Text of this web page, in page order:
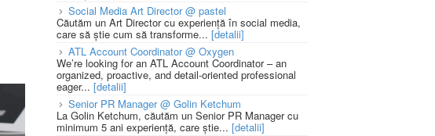
Social Media Art Director @ pastel
Căutăm un Art Director cu experiență în social media,
care să știe cum să transforme... [detalii]
ATL Account Coordinator @ Oxygen
We’re looking for an ATL Account Coordinator – an
organized, proactive, and detail-oriented professional
eager... [detalii]
Senior PR Manager @ Golin Ketchum
La Golin Ketchum, căutăm un Senior PR Manager cu
minimum 5 ani experiență, care știe... [detalii]